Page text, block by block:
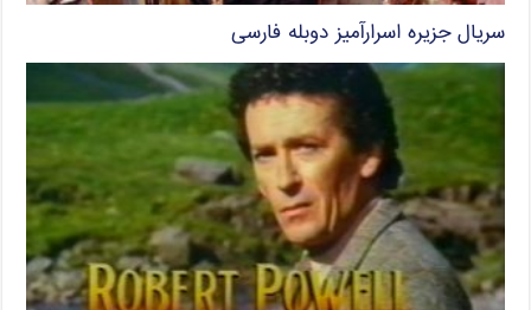
سریال جزیره اسرارآمیز دوبله فارسی